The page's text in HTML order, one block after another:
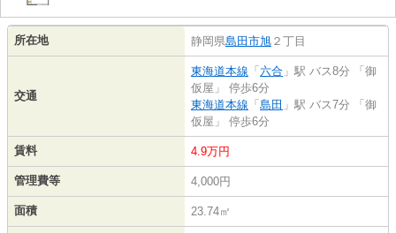
所在地 静岡県島田市旭 ２丁目
交通
東海道本線 「 六合 」駅 バス8分 「御
仮屋」 停歩6分
東海道本線 「 島田 」駅 バス7分 「御
仮屋」 停歩6分
賃料 4.9万円
管理費等 4,000円
面積 23.74㎡